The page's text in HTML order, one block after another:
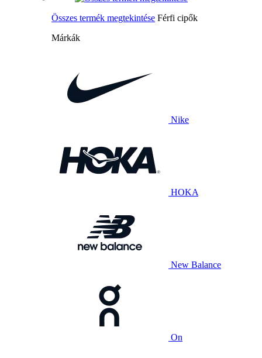
Összes termék megtekintése Férfi cipők
Márkák
Nike
HOKA
New Balance
On